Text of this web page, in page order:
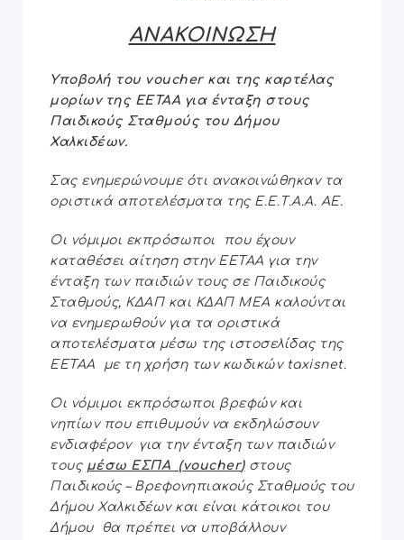
ΑΝΑΚΟΙΝΩΣΗ
Υποβολή του voucherκαι της καρτέλας
μορίων της ΕΕΤΑΑ για ένταξη στους
Παιδικούς Σταθμούς του Δήμου
Χαλκιδέων.
Σας ενημερώνουμε ότι ανακοινώθηκαν τα
οριστικά αποτελέσματα της Ε.Ε.Τ.Α.Α. ΑΕ.
Oι νόμιμοι εκπρόσωποι που έχουν
καταθέσει αίτηση στην ΕΕΤΑΑ για την
ένταξη των παιδιών τους σε Παιδικούς
Σταθμούς, ΚΔΑΠ και ΚΔΑΠ ΜΕΑ καλούνται
να ενημερωθούν για τα οριστικά
αποτελέσματα μέσω της ιστοσελίδας της
ΕΕΤΑΑ με τη χρήση των κωδικών taxisnet.
Oι νόμιμοι εκπρόσωποι βρεφών και
νηπίων που επιθυμούν να εκδηλώσουν
ενδιαφέρον για την ένταξη των παιδιών
τους μέσω ΕΣΠΑ (voucher)στους
Παιδικούς – Βρεφονηπιακούς Σταθμούς του
Δήμου Χαλκιδέων και είναι κάτοικοι του
Δήμου θα πρέπει να υποβάλλουν